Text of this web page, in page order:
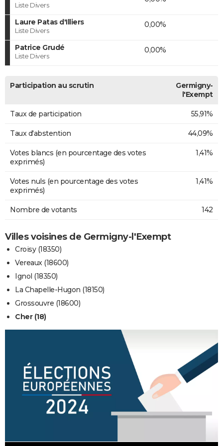
Liste Divers
Laure Patas d'Illiers
Liste Divers
0,00%
Patrice Grudé
Liste Divers
0,00%
Participation au scrutin
Germigny-
l'Exempt
Taux de participation 55,91%
Taux d'abstention 44,09%
Votes blancs (en pourcentage des votes
exprimés)
1,41%
Votes nuls (en pourcentage des votes
exprimés)
1,41%
Nombre de votants 142
Villes voisines de Germigny-l'Exempt
Croisy (18350)
Vereaux (18600)
Ignol (18350)
La Chapelle-Hugon (18150)
Grossouvre (18600)
Cher (18)